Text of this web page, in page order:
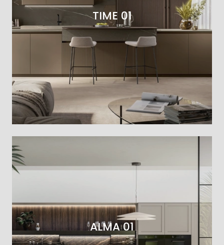
TIME 01
ALMA 01